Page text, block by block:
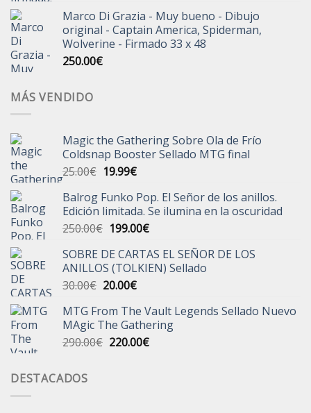
Marco Di Grazia - Muy bueno - Dibujo
original - Captain America, Spiderman,
Wolverine - Firmado 33 x 48
250.00€
MÁS VENDIDO
Magic the Gathering Sobre Ola de Frío
Coldsnap Booster Sellado MTG final
25.00€ El
original
era:
25.00€.
19.99€El
actual
es:
19.99€.
Balrog Funko Pop. El Señor de los anillos.
Edición limitada. Se ilumina en la oscuridad
250.00€ El
original
era:
250.00€.
199.00€El
actual
es:
SOBRE DE CARTAS EL SEÑOR DE LOS
ANILLOS (TOLKIEN) Sellado
30.00€ El
original
era:
30.00€.
20.00€El
actual
es:
20.00€.
MTG From The Vault Legends Sellado Nuevo
MAgic The Gathering
290.00€ El
220.00€El
DESTACADOS